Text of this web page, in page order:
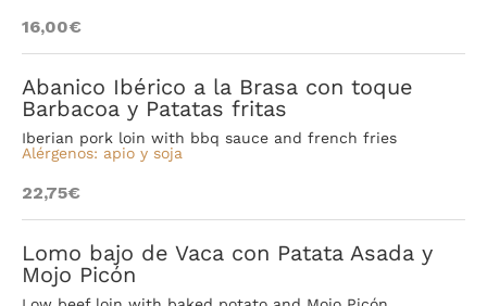
16,00€
Abanico Ibérico a la Brasa con toque
Barbacoa y Patatas fritas
Iberian pork loin with bbq sauce and french fries
Alérgenos: apio y soja
22,75€
Lomo bajo de Vaca con Patata Asada y
Mojo Picón